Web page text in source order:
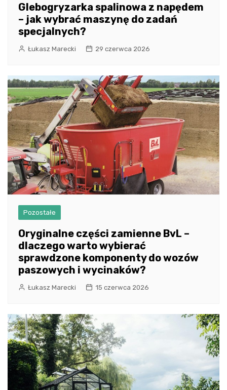
Glebogryzarka spalinowa z napędem
– jak wybrać maszynę do zadań
specjalnych?
Łukasz Marecki 29 czerwca 2026
Pozostałe
Oryginalne części zamienne BvL –
dlaczego warto wybierać
sprawdzone komponenty do wozów
paszowych i wycinaków?
Łukasz Marecki 15 czerwca 2026